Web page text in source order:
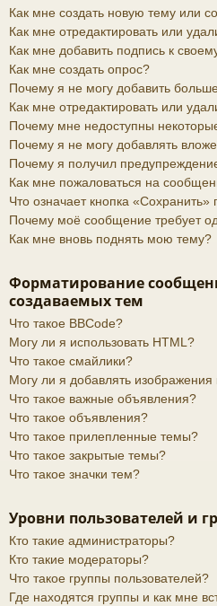
Как мне создать новую тему или
Как мне отредактировать или
Как мне добавить подпись к
Как мне создать опрос?
Почему я не могу добавить
Как мне отредактировать или
Почему мне недоступны
Почему я не могу добавлять
Почему я получил
Как мне пожаловаться на
Что означает кнопка
Почему моё сообщение требует
Как мне вновь поднять мою тему?
Форматирование
создаваемых тем
Что такое BBCode?
Могу ли я использовать HTML?
Что такое смайлики?
Могу ли я добавлять
Что такое важные объявления?
Что такое объявления?
Что такое прилепленные темы?
Что такое закрытые темы?
Что такое значки тем?
Уровни пользователей и
Кто такие администраторы?
Кто такие модераторы?
Что такое группы пользователей?
Где находятся группы и как мне